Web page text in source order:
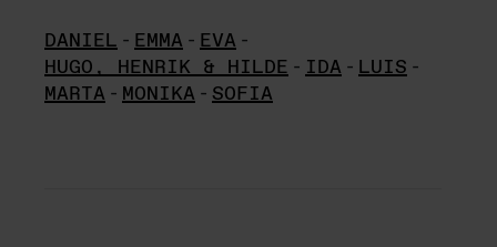
DANIEL - EMMA - EVA -
HUGO, HENRIK & HILDE - IDA - LUIS -
MARTA - MONIKA - SOFIA